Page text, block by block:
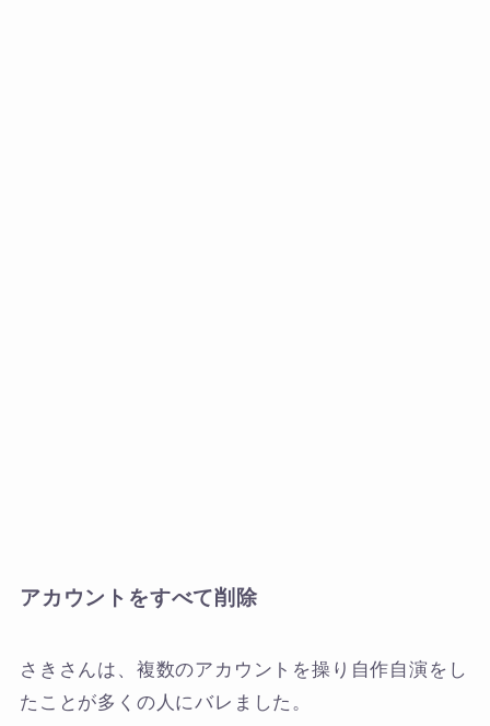
アカウントをすべて削除
さきさんは、複数のアカウントを操り自作自演をし
たことが多くの人にバレました。